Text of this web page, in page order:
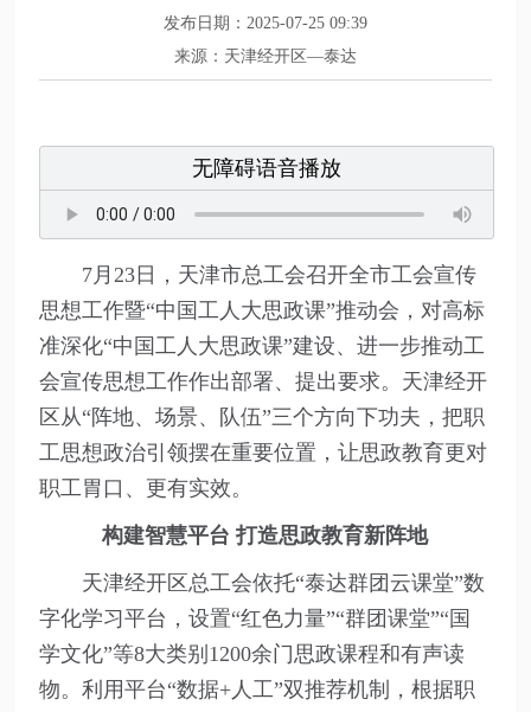
发布日期：2025-07-25 09:39
来源：天津经开区—泰达
无障碍语音播放
7月23日，天津市总工会召开全市工会宣传
思想工作暨“中国工人大思政课”推动会，对高标
准深化“中国工人大思政课”建设、进一步推动工
会宣传思想工作作出部署、提出要求。天津经开
区从“阵地、场景、队伍”三个方向下功夫，把职
工思想政治引领摆在重要位置，让思政教育更对
职工胃口、更有实效。
构建智慧平台 打造思政教育新阵地
天津经开区总工会依托“泰达群团云课堂”数
字化学习平台，设置“红色力量”“群团课堂”“国
学文化”等8大类别1200余门思政课程和有声读
物。利用平台“数据+人工”双推荐机制，根据职